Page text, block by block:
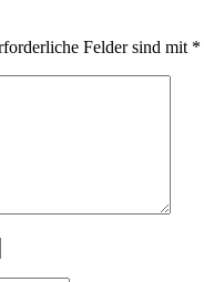
Felder sind mit *